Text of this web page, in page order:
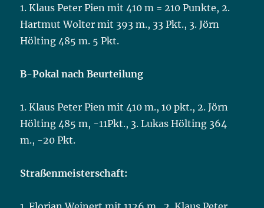
1. Klaus Peter Pien mit 410 m = 210 Punkte, 2.
Hartmut Wolter mit 393 m., 33 Pkt., 3. Jörn
Hölting 485 m. 5 Pkt.
B-Pokal nach Beurteilung
1. Klaus Peter Pien mit 410 m., 10 pkt., 2. Jörn
Hölting 485 m, -11Pkt., 3. Lukas Hölting 364
m., -20 Pkt.
Straßenmeisterschaft: